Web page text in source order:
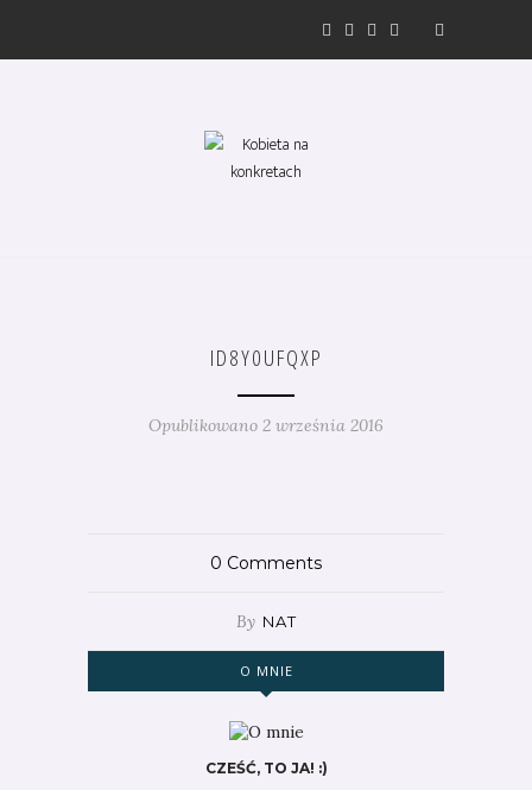
ID8Y0UFQXP
Opublikowano 2 września 2016
0 Comments
By NAT
O MNIE
CZEŚĆ, TO JA! :)